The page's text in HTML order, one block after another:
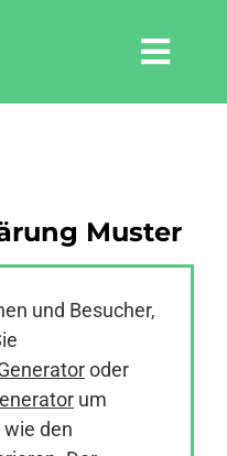
Muster
und Besucher,
oder
um
den